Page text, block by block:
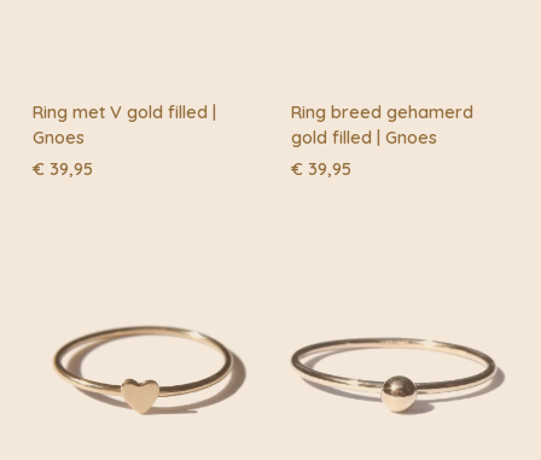
Ring met V gold filled |
Gnoes
€ 39,95
Ring breed gehamerd
gold filled | Gnoes
€ 39,95